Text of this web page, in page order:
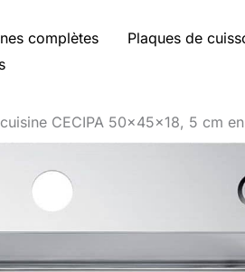
complètes Plaques de
CECIPA 50×45×18, 5 cm